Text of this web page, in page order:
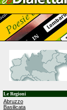
Le Regioni
Abruzzo
Basilicata